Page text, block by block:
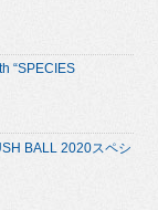
“SPECIES
BALL 2020スペシ